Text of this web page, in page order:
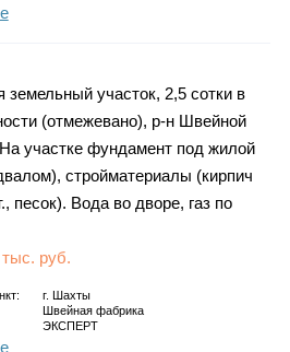
земельный участок, 2,5 сотки в
(отмежевано), р-н Швейной
участке фундамент под жилой
стройматериалы (кирпич
песок). Вода во дворе, газ по
руб.
г.
Шахты
Швейная фабрика
ЭКСПЕРТ